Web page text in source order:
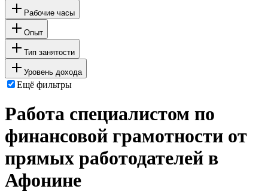
Рабочие часы
Опыт
Тип занятости
Уровень дохода
Ещё фильтры
Работа специалистом по
финансовой грамотности от
прямых работодателей в
Афонине